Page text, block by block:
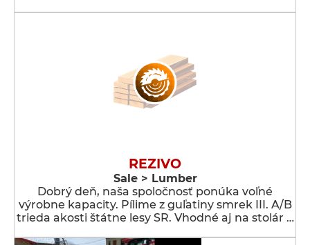
REZIVO
Sale > Lumber
Dobrý deň, naša spoločnosť ponúka voľné
výrobne kapacity. Pílime z guľatiny smrek III. A/B
trieda akosti štátne lesy SR. Vhodné aj na stolár …